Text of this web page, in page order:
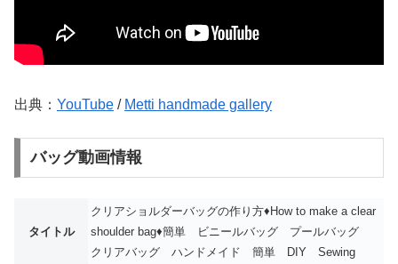
出典： YouTube / Metti handmade gallery
バッグ動画情報
タイトル
クリアショルダーバッグの作り方♦How to make a clear
shoulder bag♦簡単 ビニールバッグ プールバッグ
クリアバッグ ハンドメイド 簡単 DIY Sewing